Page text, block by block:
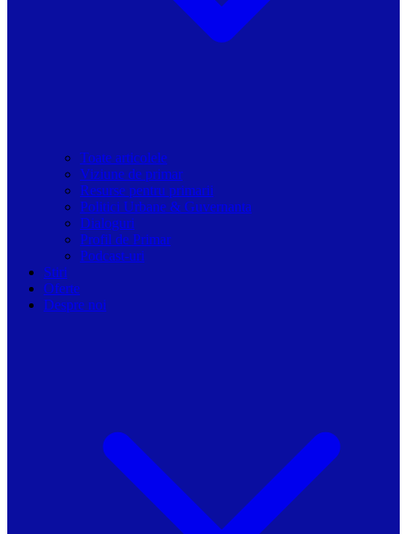
Toate articolele
Viziune de primar
Resurse pentru primarii
Politici Urbane & Guvernanta
Dialoguri
Profil de Primar
Podcast-uri
Stiri
Oferte
Despre noi